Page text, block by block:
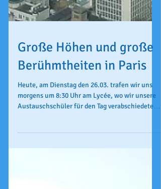
Große Höhen und große
Berühmtheiten in Paris
Heute, am Dienstag den 26.03. trafen wir uns